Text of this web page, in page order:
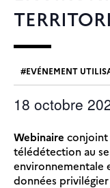
EVÉNEMENT
18 octobre
Webinaire conjoint
télédétection au
environnementale
données privilégier